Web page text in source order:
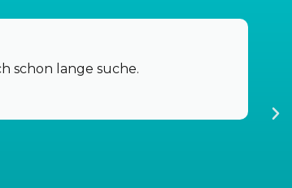
auf deine Wünsche und Vorlieben
schon lange suche.